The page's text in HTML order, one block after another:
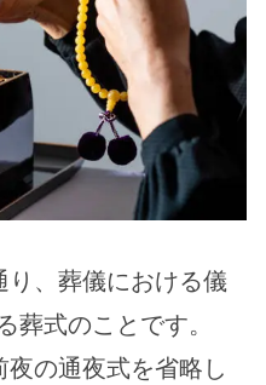
り、葬儀における儀
葬式のことです。
の通夜式を省略し